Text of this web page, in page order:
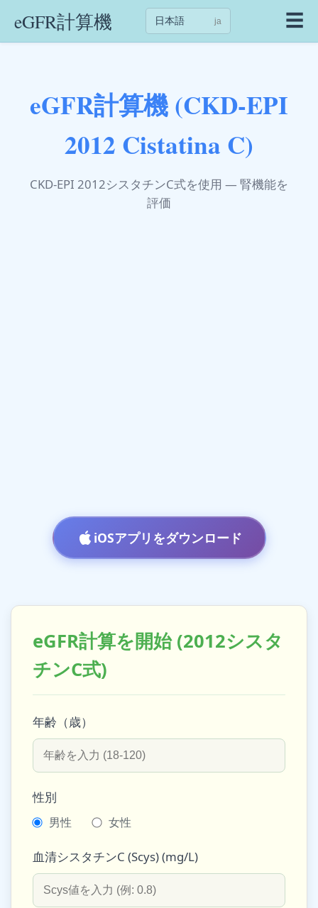
eGFR計算機 日本語 ja ☰
eGFR計算機 (CKD-EPI
2012 Cistatina C)
CKD-EPI 2012シスタチンC式を使用 — 腎機能を
評価
iOSアプリをダウンロード
eGFR計算を開始 (2012シスタ
チンC式)
年齢（歳）
性別
男性 女性
血清シスタチンC (Scys) (mg/L)